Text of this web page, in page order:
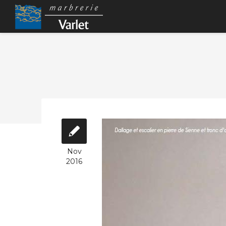
Nov
2016